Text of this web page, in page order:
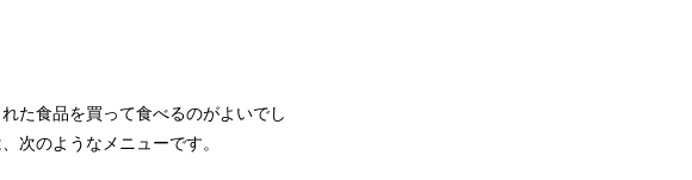
た食品を買って食べるのがよいでし
次のようなメニューです。